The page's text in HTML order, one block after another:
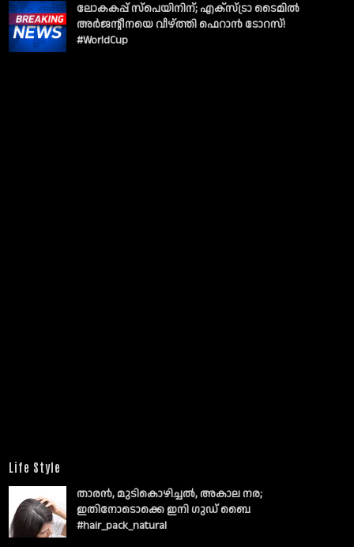
ലോകകപ്പ് സ്പെയിനിന്; എക്സ്ട്രാ ടൈമിൽ
അർജന്റീനയെ വീഴ്ത്തി ഫെറാൻ ടോറസ്!
#WorldCup
Life Style
താരൻ, മുടികൊഴിച്ചൽ, അകാല നര;
ഇതിനോടൊക്കെ ഇനി ഗുഡ് ബൈ
#hair_pack_natural